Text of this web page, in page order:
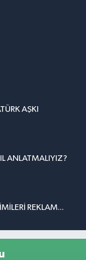
AŞKI
ANLATMALIYIZ?
REKLAM...